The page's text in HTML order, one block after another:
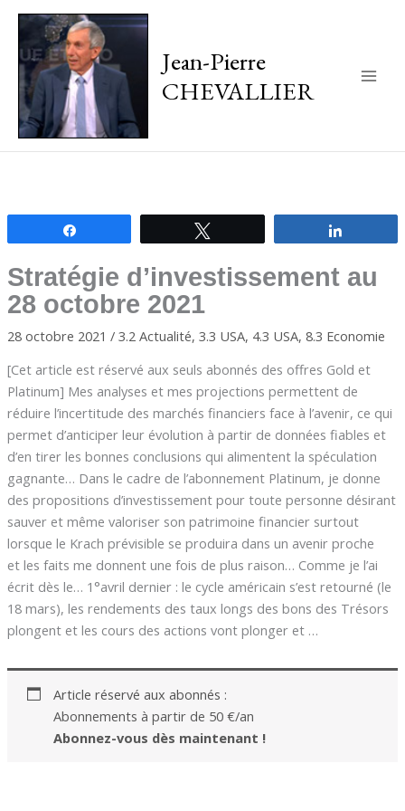
Jean-Pierre
CHEVALLIER
Stratégie d’investissement au
28 octobre 2021
28 octobre 2021 / 3.2 Actualité, 3.3 USA, 4.3 USA, 8.3 Economie
[Cet article est réservé aux seuls abonnés des offres Gold et
Platinum] Mes analyses et mes projections permettent de
réduire l’incertitude des marchés financiers face à l’avenir, ce qui
permet d’anticiper leur évolution à partir de données fiables et
d’en tirer les bonnes conclusions qui alimentent la spéculation
gagnante… Dans le cadre de l’abonnement Platinum, je donne
des propositions d’investissement pour toute personne désirant
sauver et même valoriser son patrimoine financier surtout
lorsque le Krach prévisible se produira dans un avenir proche
et les faits me donnent une fois de plus raison… Comme je l’ai
écrit dès le… 1°avril dernier : le cycle américain s’est retourné (le
18 mars), les rendements des taux longs des bons des Trésors
plongent et les cours des actions vont plonger et …
Article réservé aux abonnés :
Abonnements à partir de 50 €/an
Abonnez-vous dès maintenant !